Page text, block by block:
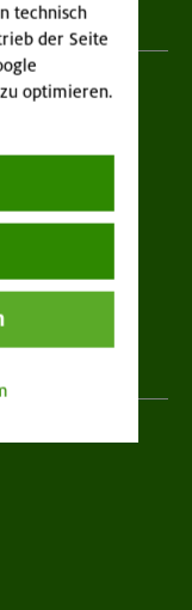
technisch
der Seite
optimieren.